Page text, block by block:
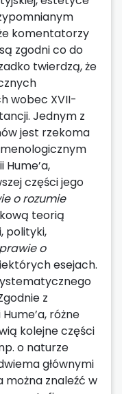
komentatorzy
zgodni co do
twierdzą, że
wobec XVII-
Jednym z
jest rzekoma
części jego
o rozumie
teorią
polityki,
o
esejach.
z
różne
kolejne części
o naturze
głównymi
można znaleźć w